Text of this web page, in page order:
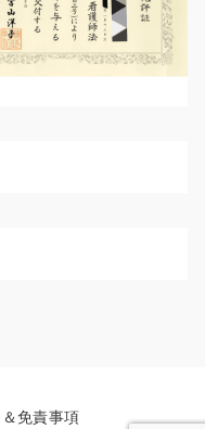
免責事項